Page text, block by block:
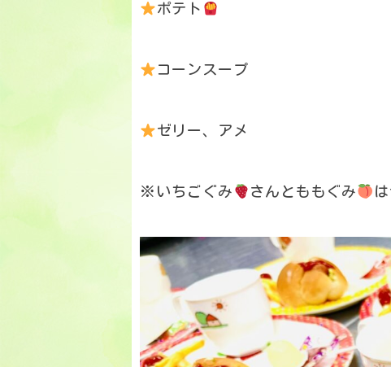
ポテト
コーンスープ
ゼリー、アメ
※いちごぐみ さんとももぐみ